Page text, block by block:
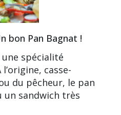
bon Pan Bagnat !
une spécialité
casse-
du pêcheur, le pan
un sandwich très